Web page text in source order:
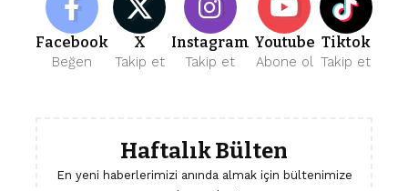
Facebook
Beğen
X
Takip et
Instagram
Takip et
Youtube
Abone ol
Tiktok
Takip et
Haftalık Bülten
En yeni haberlerimizi anında almak için bültenimize